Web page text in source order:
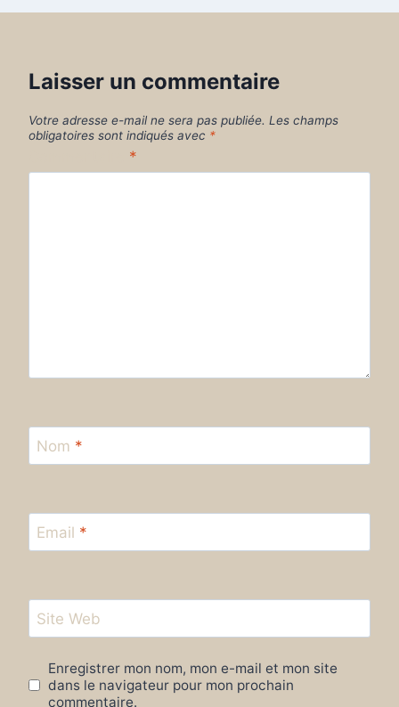
Laisser un commentaire
Votre adresse e-mail ne sera pas publiée. Les champs
obligatoires sont indiqués avec *
*
Nom *
Email *
Site Web
Enregistrer mon nom, mon e-mail et mon site
dans le navigateur pour mon prochain
commentaire.